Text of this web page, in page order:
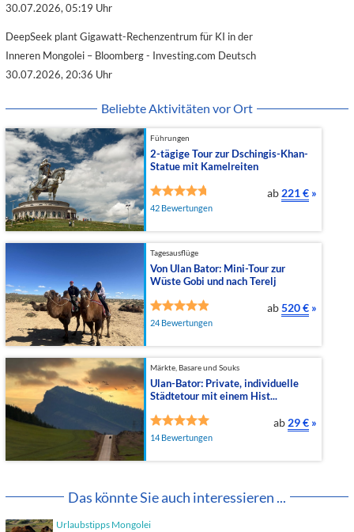
30.07.2026, 05:19 Uhr
DeepSeek plant Gigawatt-Rechenzentrum für KI in der
Inneren Mongolei – Bloomberg - Investing.com Deutsch
30.07.2026, 20:36 Uhr
Beliebte Aktivitäten vor Ort
Führungen
2-tägige Tour zur Dschingis-Khan-
Statue mit Kamelreiten
42 Bewertungen
ab 221 € »
Tagesausflüge
Von Ulan Bator: Mini-Tour zur
Wüste Gobi und nach Terelj
24 Bewertungen
ab520 € »
Märkte, Basare und Souks
Ulan-Bator: Private, individuelle
Städtetour mit einem Hist...
14 Bewertungen
ab 29 € »
Das könnte Sie auch interessieren ...
Urlaubstipps Mongolei